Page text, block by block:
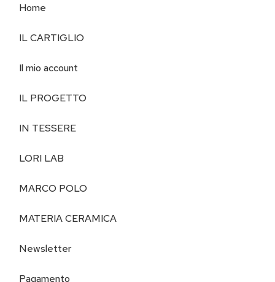
Home
IL CARTIGLIO
Il mio account
IL PROGETTO
IN TESSERE
LORI LAB
MARCO POLO
MATERIA CERAMICA
Newsletter
Pagamento